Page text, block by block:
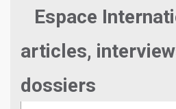
Espace
articles,
dossiers